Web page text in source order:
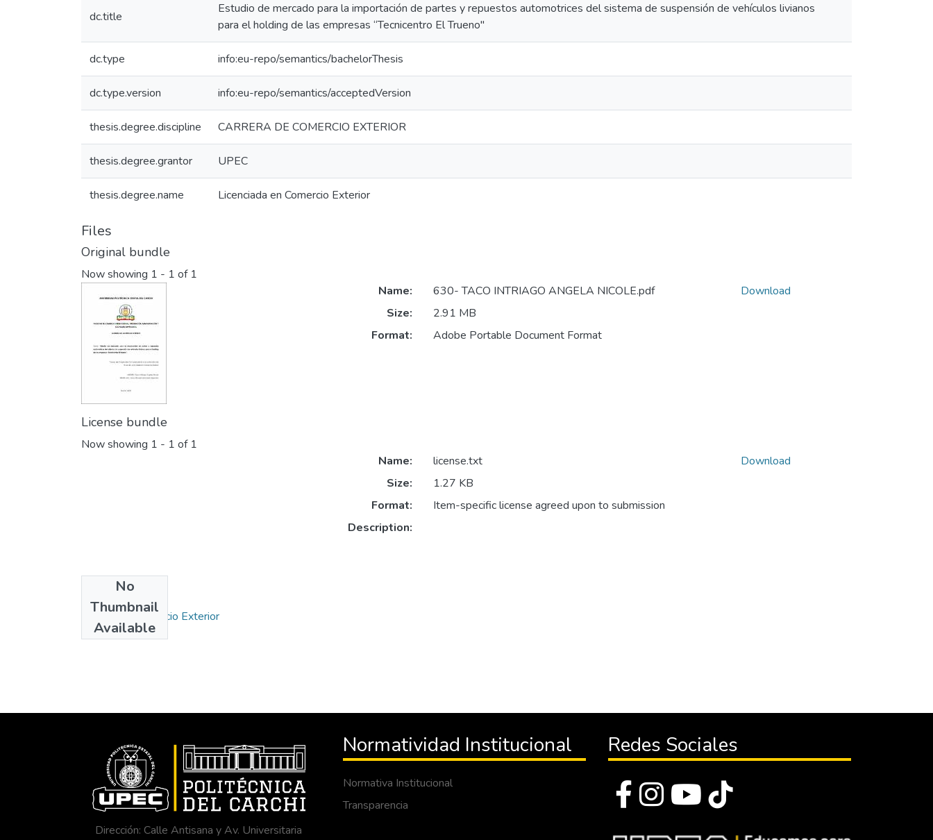
dc.title
Estudio de mercado para la importación de partes y repuestos automotrices del sistema de suspensión de vehículos livianos
para el holding de las empresas “Tecnicentro El Trueno"
dc.type info:eu-repo/semantics/bachelorThesis
dc.type.version info:eu-repo/semantics/acceptedVersion
thesis.degree.discipline CARRERA DE COMERCIO EXTERIOR
thesis.degree.grantor UPEC
thesis.degree.name Licenciada en Comercio Exterior
Files
Original bundle
Now showing 1 - 1 of 1
Name:
630- TACO INTRIAGO ANGELA NICOLE.pdf
Size:
2.91 MB
Format:
Adobe Portable Document Format
Download
License bundle
Now showing 1 - 1 of 1
No
Thumbnail
Available
Name:
license.txt
Size:
1.27 KB
Format:
Item-specific license agreed upon to submission
Description:
Download
Collections
Carrera de Comercio Exterior
Dirección: Calle Antisana y Av. Universitaria
Normatividad Institucional
Normativa Institucional
Transparencia
Redes Sociales